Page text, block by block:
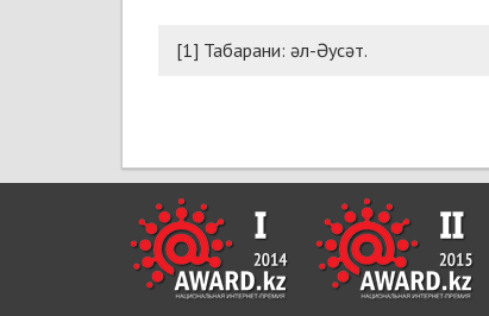
[1] Табарани: әл-Әусәт.